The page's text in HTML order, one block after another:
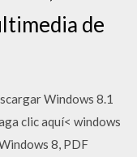
de
Windows 8.1
clic aquí< windows
8, PDF